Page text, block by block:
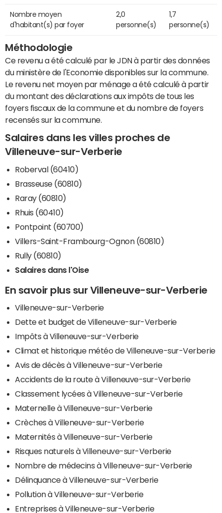
Nombre moyen
d'habitant(s) par foyer
2,0
personne(s)
1,7
personne(s)
Méthodologie
Ce revenu a été calculé par le JDN à partir des données
du ministère de l'Economie disponibles sur la commune.
Le revenu net moyen par ménage a été calculé à partir
du montant des déclarations aux impôts de tous les
foyers fiscaux de la commune et du nombre de foyers
recensés sur la commune.
Salaires dans les villes proches de
Villeneuve-sur-Verberie
Roberval (60410)
Brasseuse (60810)
Raray (60810)
Rhuis (60410)
Pontpoint (60700)
Villers-Saint-Frambourg-Ognon (60810)
Rully (60810)
Salaires dans l'Oise
En savoir plus sur Villeneuve-sur-Verberie
Villeneuve-sur-Verberie
Dette et budget de Villeneuve-sur-Verberie
Impôts à Villeneuve-sur-Verberie
Climat et historique météo de Villeneuve-sur-Verberie
Avis de décès à Villeneuve-sur-Verberie
Accidents de la route à Villeneuve-sur-Verberie
Classement lycées à Villeneuve-sur-Verberie
Maternelle à Villeneuve-sur-Verberie
Crèches à Villeneuve-sur-Verberie
Maternités à Villeneuve-sur-Verberie
Risques naturels à Villeneuve-sur-Verberie
Nombre de médecins à Villeneuve-sur-Verberie
Délinquance à Villeneuve-sur-Verberie
Pollution à Villeneuve-sur-Verberie
Entreprises à Villeneuve-sur-Verberie